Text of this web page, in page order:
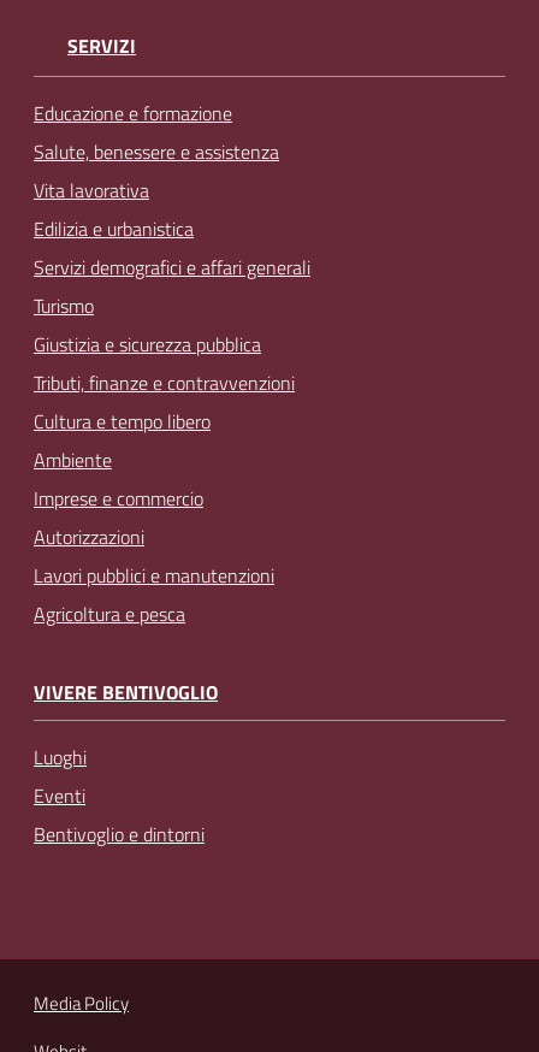
SERVIZI
Educazione e formazione
Salute, benessere e assistenza
Vita lavorativa
Edilizia e urbanistica
Servizi demografici e affari generali
Turismo
Giustizia e sicurezza pubblica
Tributi, finanze e contravvenzioni
Cultura e tempo libero
Ambiente
Imprese e commercio
Autorizzazioni
Lavori pubblici e manutenzioni
Agricoltura e pesca
VIVERE BENTIVOGLIO
Luoghi
Eventi
Bentivoglio e dintorni
Media Policy